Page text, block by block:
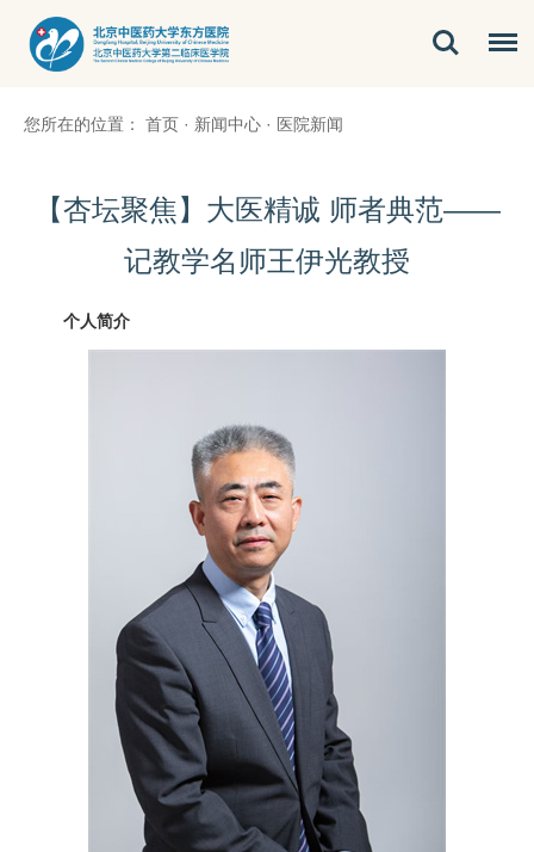
您所在的位置： 首页 · 新闻中心 · 医院新闻
【杏坛聚焦】大医精诚 师者典范——
记教学名师王伊光教授
个人简介